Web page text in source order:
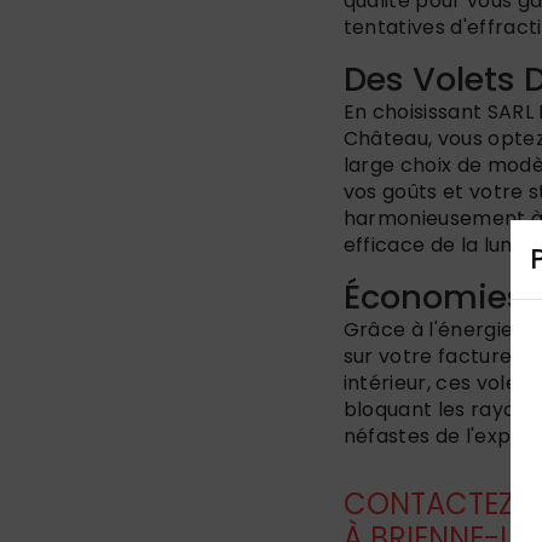
tentatives
Des Volets
En choisissant
Château, vous
large choix de
vos goûts et votre
harmonieusement
efficace de la
Économies
Grâce à l'énergie
sur votre facture
intérieur, ces
bloquant les
néfastes de
CONTACTEZ